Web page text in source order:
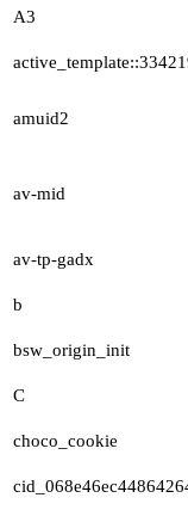
A3
amuid2
av-mid
av-tp-gadx
b
bsw_origin_init
C
choco_cookie